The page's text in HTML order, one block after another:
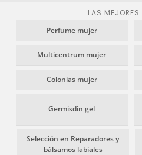
LAS MEJORES
Perfume mujer
Multicentrum mujer
Colonias mujer
Germisdin gel
Selección en Reparadores y
bálsamos labiales